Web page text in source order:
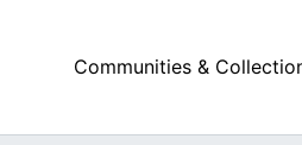
Communities &